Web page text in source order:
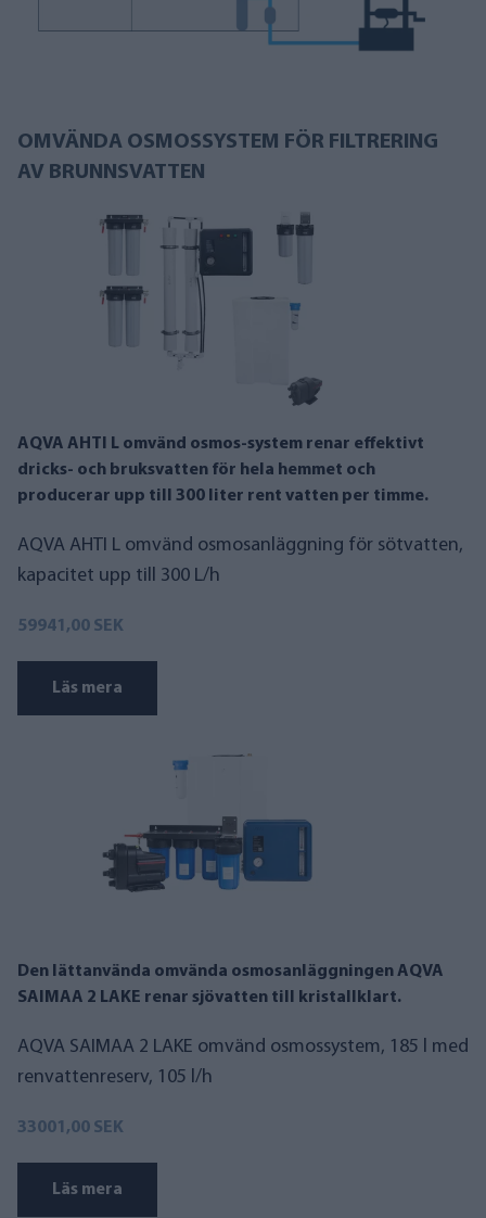
OMVÄNDA OSMOSSYSTEM FÖR FILTRERING
AV BRUNNSVATTEN
AQVA AHTI L omvänd osmos-system renar effektivt
dricks- och bruksvatten för hela hemmet och
producerar upp till 300 liter rent vatten per timme.
AQVA AHTI L omvänd osmosanläggning för sötvatten,
kapacitet upp till 300 L/h
59941,00 SEK
Läs mera
Den lättanvända omvända osmosanläggningen AQVA
SAIMAA 2 LAKE renar sjövatten till kristallklart.
AQVA SAIMAA 2 LAKE omvänd osmossystem, 185 l med
renvattenreserv, 105 l/h
33001,00 SEK
Läs mera